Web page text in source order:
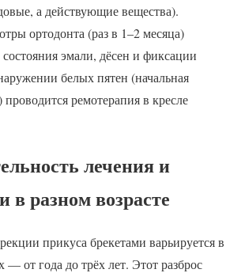
а действующие вещества).
ортодонта (раз в 1–2 месяца)
эмали, дёсен и фиксации
белых пятен (начальная
ремотерапия в кресле
лечения и
в разном возрасте
прикуса брекетами варьируется в
— от года до трёх лет. Этот разброс